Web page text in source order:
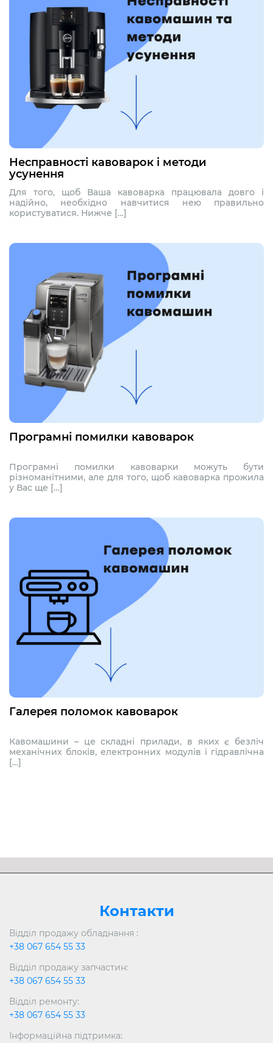
Несправності кавоварок і методи
усунення
Для того, щоб Ваша кавоварка працювала довго і
надійно, необхідно навчитися нею правильно
користуватися. Нижче […]
Програмні помилки кавоварок
Програмні помилки кавоварки можуть бути
різноманітними, але для того, щоб кавоварка прожила
у Вас ще […]
Галерея поломок кавоварок
Кавомашини – це складні прилади, в яких є безліч
механічних блоків, електронних модулів і гідравлічна
[…]
Контакти
Відділ продажу обладнання :
+38 067 654 55 33
Відділ продажу запчастин:
+38 067 654 55 33
Відділ ремонту:
+38 067 654 55 33
Інформаційна підтримка: